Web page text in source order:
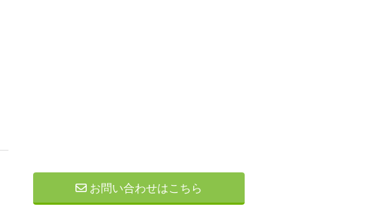
お問い合わせはこちら